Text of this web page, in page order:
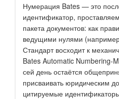
Нумерация Bates — это
идентификатор,
пакета документов: как
ведущими нулями
Стандарт восходит к
Bates Automatic Numbering-
сей день остаётся
присваивать юридическим
цитируемые